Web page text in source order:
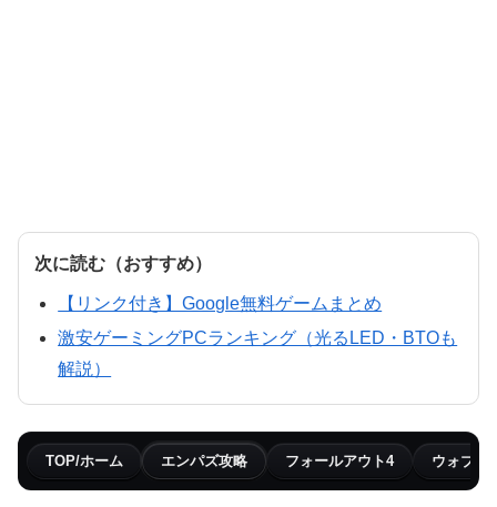
次に読む（おすすめ）
【リンク付き】Google無料ゲームまとめ
激安ゲーミングPCランキング（光るLED・BTOも
解説）
TOP/ホーム エンパズ攻略 フォールアウト4 ウォブリ